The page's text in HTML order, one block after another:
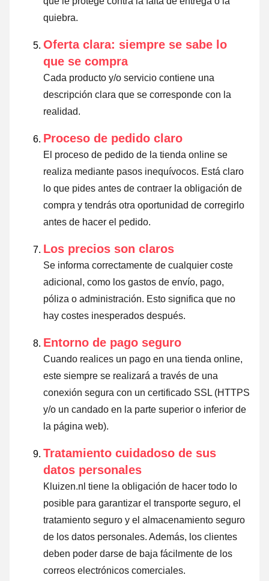
quiebra.
Oferta clara: siempre se sabe lo
que se compra
Cada producto y/o servicio contiene una
descripción clara que se corresponde con la
realidad.
Proceso de pedido claro
El proceso de pedido de la tienda online se
realiza mediante pasos inequívocos. Está claro
lo que pides antes de contraer la obligación de
compra y tendrás otra oportunidad de corregirlo
antes de hacer el pedido.
Los precios son claros
Se informa correctamente de cualquier coste
adicional, como los gastos de envío, pago,
póliza o administración. Esto significa que no
hay costes inesperados después.
Entorno de pago seguro
Cuando realices un pago en una tienda online,
este siempre se realizará a través de una
conexión segura con un certificado SSL (HTTPS
y/o un candado en la parte superior o inferior de
la página web).
Tratamiento cuidadoso de sus
datos personales
Kluizen.nl tiene la obligación de hacer todo lo
posible para garantizar el transporte seguro, el
tratamiento seguro y el almacenamiento seguro
de los datos personales. Además, los clientes
deben poder darse de baja fácilmente de los
correos electrónicos comerciales.